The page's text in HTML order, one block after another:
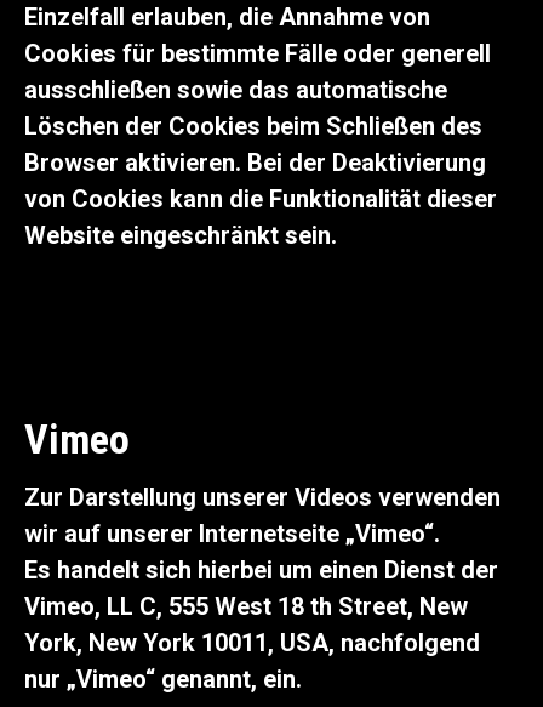
Einzelfall erlauben, die Annahme von
Cookies für bestimmte Fälle oder generell
ausschließen sowie das automatische
Löschen der Cookies beim Schließen des
Browser aktivieren. Bei der Deaktivierung
von Cookies kann die Funktionalität dieser
Website eingeschränkt sein.
Vimeo
Zur Darstellung unserer Videos verwenden
wir auf unserer Internetseite „Vimeo“.
Es handelt sich hierbei um einen Dienst der
Vimeo, LL C, 555 West 18 th Street, New
York, New York 10011, USA, nachfolgend
nur „Vimeo“ genannt, ein.